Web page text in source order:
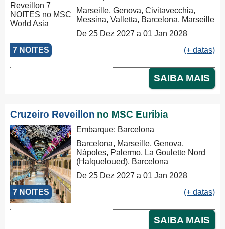
7 NOITES
Marseille, Genova, Civitavecchia,
Messina, Valletta, Barcelona, Marseille
De 25 Dez 2027 a 01 Jan 2028
(+ datas)
SAIBA MAIS
Cruzeiro Reveillon no MSC Euribia
7 NOITES
Embarque: Barcelona
Barcelona, Marseille, Genova,
Nápoles, Palermo, La Goulette Nord
(Halqueloued), Barcelona
De 25 Dez 2027 a 01 Jan 2028
(+ datas)
SAIBA MAIS